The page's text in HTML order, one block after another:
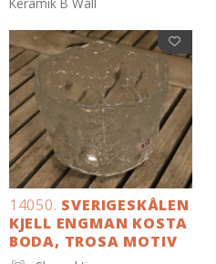
14050. SVERIGESKÅLEN
KJELL ENGMAN KOSTA
BODA, TROSA MOTIV